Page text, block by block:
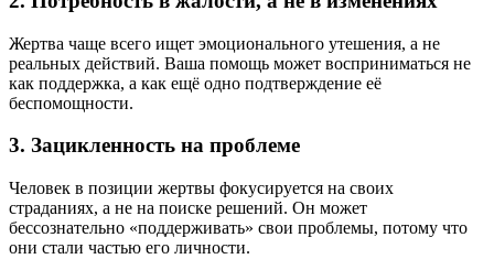
Жертва чаще всего ищет эмоционального утешения, а не
реальных действий. Ваша помощь может восприниматься не
как поддержка, а как ещё одно подтверждение её
беспомощности.
3. Зацикленность на проблеме
Человек в позиции жертвы фокусируется на своих
страданиях, а не на поиске решений. Он может
бессознательно «поддерживать» свои проблемы, потому что
они стали частью его личности.